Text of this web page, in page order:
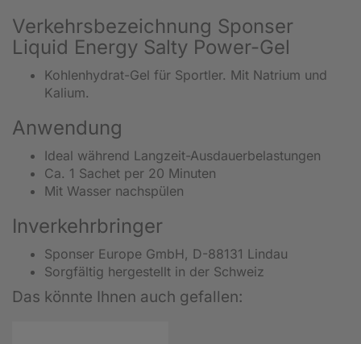
Verkehrsbezeichnung Sponser
Liquid Energy Salty Power-Gel
Kohlenhydrat-Gel für Sportler. Mit Natrium und
Kalium.
Anwendung
Ideal während Langzeit-Ausdauerbelastungen
Ca. 1 Sachet per 20 Minuten
Mit Wasser nachspülen
Inverkehrbringer
Sponser Europe GmbH, D-88131 Lindau
Sorgfältig hergestellt in der Schweiz
Das könnte Ihnen auch gefallen: